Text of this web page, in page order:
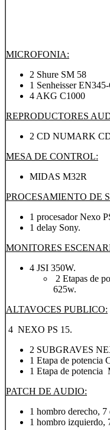
MICROFONIA:
2 Shure SM 58
1 Senheisser
4 AKG C1000
REPRODUCTORES
2 CD
MESA DE CONTROL:
MIDAS M32R
PROCESAMIENTO DE
1 procesador Nexo
1 delay Sony.
MONITORES
4 JSI 350W.
2 Etapas de
625w.
ALTAVOCES PUBLICO:
4 NEXO PS 15.
2 SUBGRAVES
1 Etapa de potencia
1 Etapa de
PATCH DE AUDIO:
1 hombro derecho, 7
1 hombro izquierdo,